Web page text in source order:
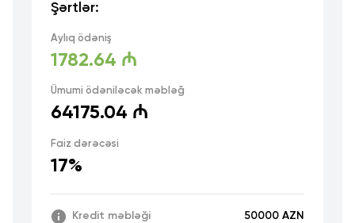
Şərtlər:
Aylıq ödəniş
1782.64 ₼
Ümumi ödəniləcək məbləğ
64175.04 ₼
Faiz dərəcəsi
17%
Kredit məbləği 50000 AZN